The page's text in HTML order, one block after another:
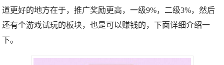
道更好的地方在于，推广奖励更高，一级9%，二级3%，然后
还有个游戏试玩的板块，也是可以赚钱的，下面详细介绍一
下。